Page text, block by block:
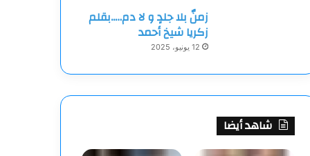
زمنٌ بلا جلدٍ و لا دم…..بقلم
زكريا شيخ أحمد
12 يونيو، 2025
شاهد أيضا